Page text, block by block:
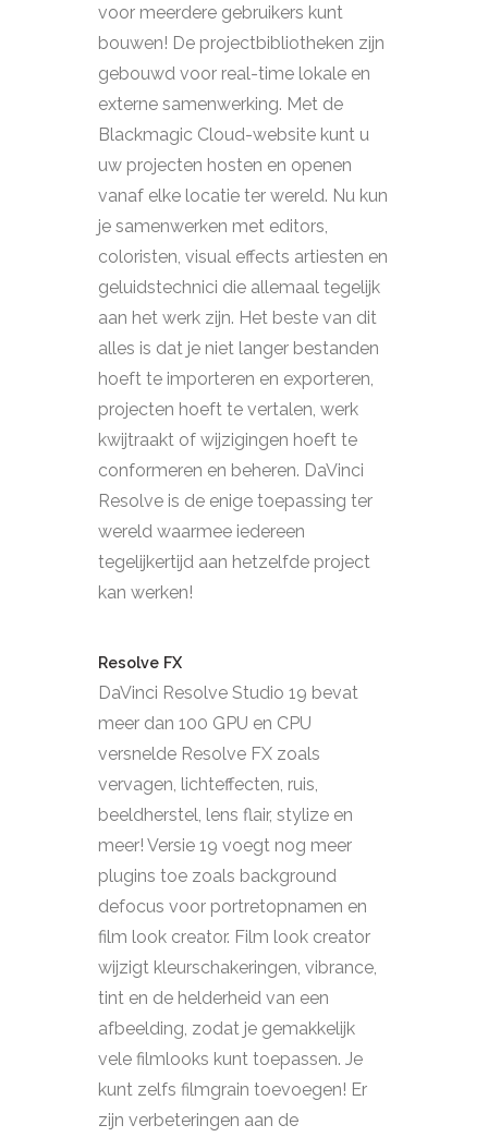
voor meerdere gebruikers kunt
bouwen! De projectbibliotheken zijn
gebouwd voor real-time lokale en
externe samenwerking. Met de
Blackmagic Cloud-website kunt u
uw projecten hosten en openen
vanaf elke locatie ter wereld. Nu kun
je samenwerken met editors,
coloristen, visual effects artiesten en
geluidstechnici die allemaal tegelijk
aan het werk zijn. Het beste van dit
alles is dat je niet langer bestanden
hoeft te importeren en exporteren,
projecten hoeft te vertalen, werk
kwijtraakt of wijzigingen hoeft te
conformeren en beheren. DaVinci
Resolve is de enige toepassing ter
wereld waarmee iedereen
tegelijkertijd aan hetzelfde project
kan werken!
Resolve FX
DaVinci Resolve Studio 19 bevat
meer dan 100 GPU en CPU
versnelde Resolve FX zoals
vervagen, lichteffecten, ruis,
beeldherstel, lens flair, stylize en
meer! Versie 19 voegt nog meer
plugins toe zoals background
defocus voor portretopnamen en
film look creator. Film look creator
wijzigt kleurschakeringen, vibrance,
tint en de helderheid van een
afbeelding, zodat je gemakkelijk
vele filmlooks kunt toepassen. Je
kunt zelfs filmgrain toevoegen! Er
zijn verbeteringen aan de